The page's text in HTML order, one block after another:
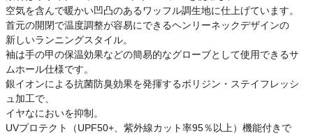
空気を含んで暖かい凹凸のあるワッフル調生地に仕上げています。
首元の開閉で温度調整が容易にできるヘンリーネックデザインの
新しいランニングスタイル。
袖は手の甲の保温効果などの簡易的なグローブとして使用できるサ
ムホール仕様です。
銀イオンによる抗菌防臭効果を発揮するポリジン・ステイフレッシ
ュ加工で、
イヤなにおいを抑制。
UVプロテクト（UPF50+、紫外線カット率95％以上）機能付きで